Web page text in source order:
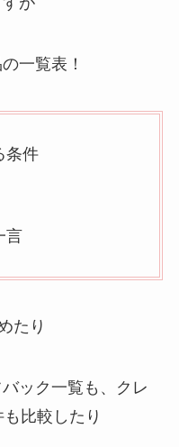
一覧表！
条件
言
たり
ック一覧も、クレ
比較したり